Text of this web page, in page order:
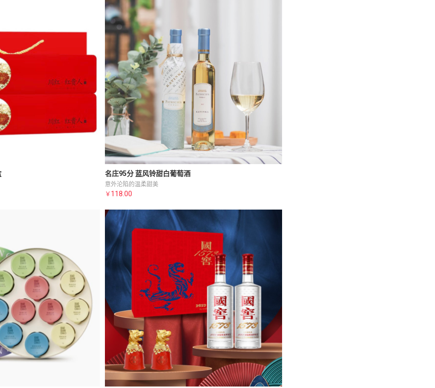
名庄95分 蓝风铃甜白葡萄酒
意外沦陷的温柔甜美
￥ 118.00